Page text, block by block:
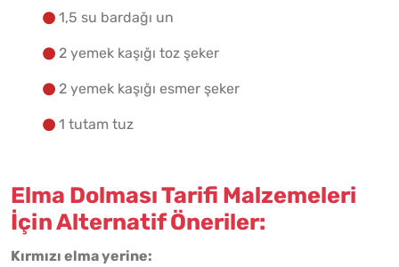
1,5 su bardağı un
2 yemek kaşığı toz şeker
2 yemek kaşığı esmer şeker
1 tutam tuz
Elma Dolması Tarifi Malzemeleri
İçin Alternatif Öneriler:
Kırmızı elma yerine: